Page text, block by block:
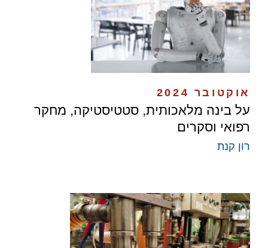
אוקטובר 2024
על בינה מלאכותית, סטטיסטיקה, מחקר
רפואי וסקרים
רון קנת